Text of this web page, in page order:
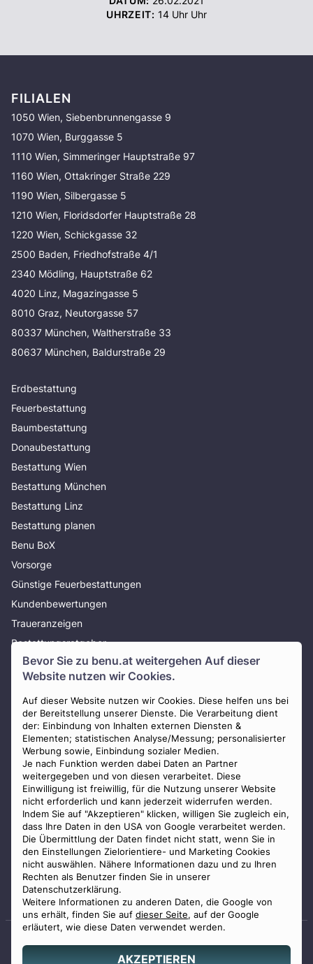
Bevor Sie zu benu.at weitergehen Auf dieser
Website nutzen wir Cookies.
Auf dieser Website nutzen wir Cookies. Diese helfen uns bei
der Bereitstellung unserer Dienste. Die Verarbeitung dient
der: Einbindung von Inhalten externen Diensten &
Elementen; statistischen Analyse/Messung; personalisierter
Werbung sowie, Einbindung sozialer Medien.
Je nach Funktion werden dabei Daten an Partner
weitergegeben und von diesen verarbeitet. Diese
Einwilligung ist freiwillig, für die Nutzung unserer Website
nicht erforderlich und kann jederzeit widerrufen werden.
Indem Sie auf "Akzeptieren" klicken, willigen Sie zugleich ein,
dass Ihre Daten in den USA von Google verarbeitet werden.
Die Übermittlung der Daten findet nicht statt, wenn Sie in
den Einstellungen Zielorientiere- und Marketing Cookies
nicht auswählen. Nähere Informationen dazu und zu Ihren
Rechten als Benutzer finden Sie in unserer
Datenschutzerklärung.
Weitere Informationen zu anderen Daten, die Google von
uns erhält, finden Sie auf dieser Seite, auf der Google
erläutert, wie diese Daten verwendet werden.
AKZEPTIEREN
UHRZEIT: 14 UhrUhr
FILIALEN
1050 Wien, Siebenbrunnengasse 9
1070 Wien, Burggasse 5
1110 Wien, Simmeringer Hauptstraße 97
1160 Wien, Ottakringer Straße 229
1190 Wien, Silbergasse 5
1210 Wien, Floridsdorfer Hauptstraße 28
1220 Wien, Schickgasse 32
2500 Baden, Friedhofstraße 4/1
2340 Mödling, Hauptstraße 62
4020 Linz, Magazingasse 5
8010 Graz, Neutorgasse 57
80337 München, Waltherstraße 33
80637 München, Baldurstraße 29
Erdbestattung
Feuerbestattung
Baumbestattung
Donaubestattung
Bestattung Wien
Bestattung München
Bestattung Linz
Bestattung planen
Benu BoX
Vorsorge
Günstige Feuerbestattungen
Kundenbewertungen
Traueranzeigen
Bestattungsratgeber
Über uns
Presse
AGB
Impressum
Datenschutz
Widerrufsbelehrung
Zahlungsmöglichkeiten
Staatlich geprüfter